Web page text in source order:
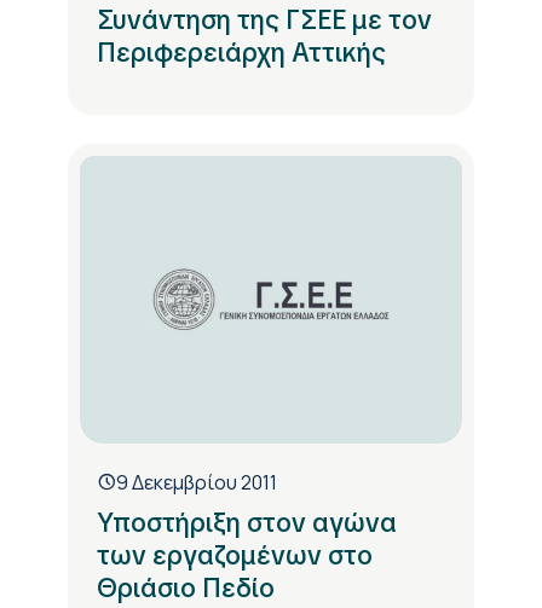
Συνάντηση της ΓΣΕΕ με τον
Περιφερειάρχη Αττικής
9 Δεκεμβρίου 2011
Υποστήριξη στον αγώνα
των εργαζομένων στο
Θριάσιο Πεδίο